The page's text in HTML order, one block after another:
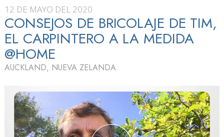
12 DE MAYO DEL 2020
CONSEJOS DE BRICOLAJE DE TIM,
EL CARPINTERO A LA MEDIDA
@HOME
AUCKLAND, NUEVA ZELANDA